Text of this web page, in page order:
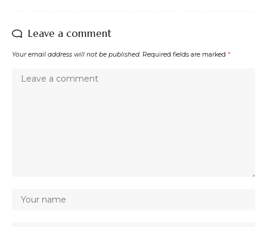
Leave a comment
Your email address will not be published. Required fields are marked *